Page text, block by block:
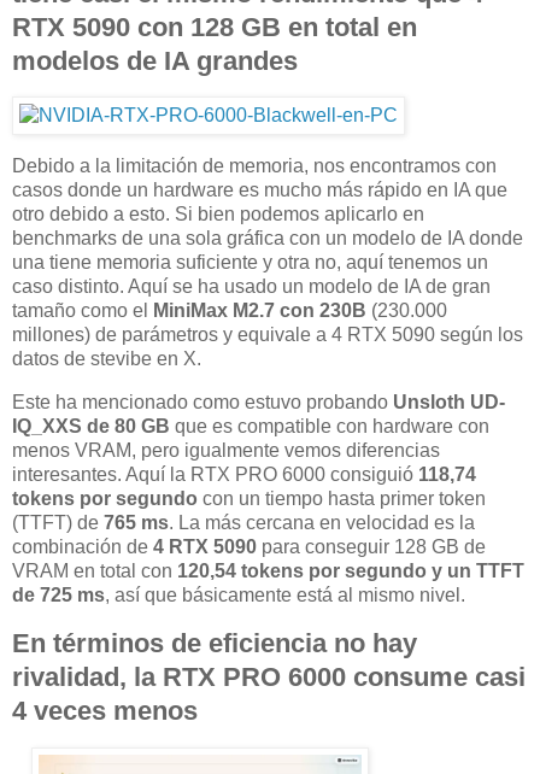
RTX 5090 con 128 GB en total en
modelos de IA grandes
Debido a la limitación de memoria, nos encontramos con
casos donde un hardware es mucho más rápido en IA que
otro debido a esto. Si bien podemos aplicarlo en
benchmarks de una sola gráfica con un modelo de IA donde
una tiene memoria suficiente y otra no, aquí tenemos un
caso distinto. Aquí se ha usado un modelo de IA de gran
tamaño como el
MiniMax M2.7 con 230B (230.000
millones) de parámetros y equivale a 4 RTX 5090 según los
datos de stevibe en X.
Este ha mencionado como estuvo probando Unsloth UD-
IQ_XXS de 80 GB que es compatible con hardware con
menos VRAM, pero igualmente vemos diferencias
interesantes. Aquí la RTX PRO 6000 consiguió 118,74
tokens por segundo con un tiempo hasta primer token
(TTFT) de 765 ms. La más cercana en velocidad es la
combinación de 4 RTX 5090 para conseguir 128 GB de
VRAM en total con 120,54 tokens por segundo y un TTFT
de 725 ms, así que básicamente está al mismo nivel.
En términos de eficiencia no hay
rivalidad, la RTX PRO 6000 consume casi
4 veces menos